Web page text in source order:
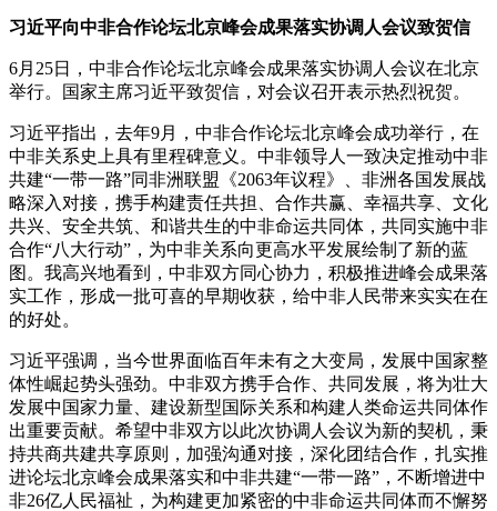
习近平向中非合作论坛北京峰会成果落实协调人会议致贺信
6月25日，中非合作论坛北京峰会成果落实协调人会议在北京
举行。国家主席习近平致贺信，对会议召开表示热烈祝贺。
习近平指出，去年9月，中非合作论坛北京峰会成功举行，在
中非关系史上具有里程碑意义。中非领导人一致决定推动中非
共建“一带一路”同非洲联盟《2063年议程》、非洲各国发展战
略深入对接，携手构建责任共担、合作共赢、幸福共享、文化
共兴、安全共筑、和谐共生的中非命运共同体，共同实施中非
合作“八大行动”，为中非关系向更高水平发展绘制了新的蓝
图。我高兴地看到，中非双方同心协力，积极推进峰会成果落
实工作，形成一批可喜的早期收获，给中非人民带来实实在在
的好处。
习近平强调，当今世界面临百年未有之大变局，发展中国家整
体性崛起势头强劲。中非双方携手合作、共同发展，将为壮大
发展中国家力量、建设新型国际关系和构建人类命运共同体作
出重要贡献。希望中非双方以此次协调人会议为新的契机，秉
持共商共建共享原则，加强沟通对接，深化团结合作，扎实推
进论坛北京峰会成果落实和中非共建“一带一路”，不断增进中
非26亿人民福祉，为构建更加紧密的中非命运共同体而不懈努